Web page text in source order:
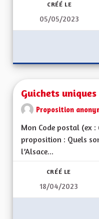
CRÉÉ LE
05/05/2023
Guichets uniques
Proposition
Mon Code postal (ex
proposition : Quels
l’Alsace...
CRÉÉ LE
18/04/2023